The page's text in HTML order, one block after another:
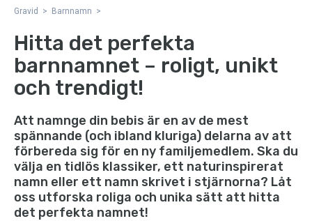
Gravid Barnnamn
Hitta det perfekta
barnnamnet – roligt, unikt
och trendigt!
Att namnge din bebis är en av de mest
spännande (och ibland kluriga) delarna av att
förbereda sig för en ny familjemedlem. Ska du
välja en tidlös klassiker, ett naturinspirerat
namn eller ett namn skrivet i stjärnorna? Låt
oss utforska roliga och unika sätt att hitta
det perfekta namnet!